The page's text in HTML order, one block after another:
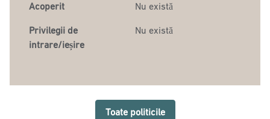
Acoperit Nu există
Privilegii de
intrare/ieșire
Nu există
Toate politicile